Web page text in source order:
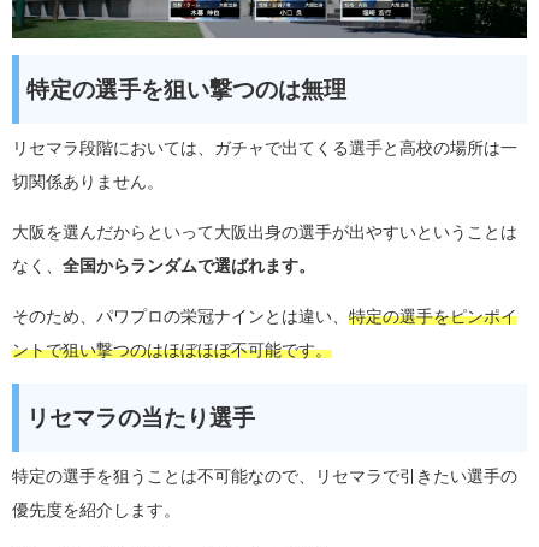
特定の選手を狙い撃つのは無理
リセマラ段階においては、ガチャで出てくる選手と高校の場所は一
切関係ありません。
大阪を選んだからといって大阪出身の選手が出やすいということは
なく、 全国からランダムで選ばれます。
そのため、パワプロの栄冠ナインとは違い、 特定の選手をピンポイ
ントで狙い撃つのはほぼほぼ不可能です。
リセマラの当たり選手
特定の選手を狙うことは不可能なので、リセマラで引きたい選手の
優先度を紹介します。